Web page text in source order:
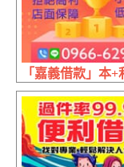
「嘉義借款」本